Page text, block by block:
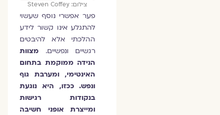
צילום: Steven Coffey
פער אפשרי נוסף שעשוי
להתגלע אינו קשור לידע
ההלכתי אלא להיבטים
רגשיים ונפשיים.
מצוות
הנידה ממוקמת בתחום
האינטימי, ומערבת גוף
ונפש. ככזו, היא נוגעת
בנקודות רגישות
ומייצרת אופני חשיבה